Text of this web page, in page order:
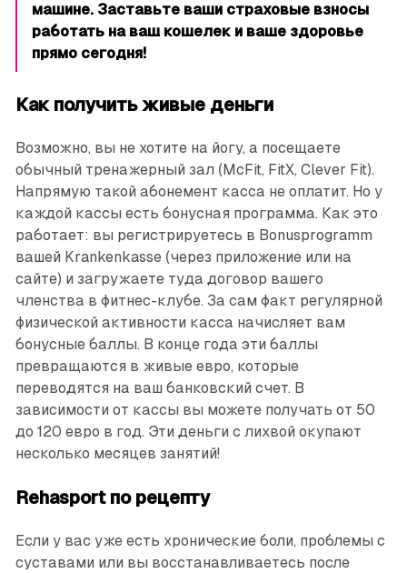
машине. Заставьте ваши страховые взносы
работать на ваш кошелек и ваше здоровье
прямо сегодня!
Как получить живые деньги
Возможно, вы не хотите на йогу, а посещаете
обычный тренажерный зал (McFit, FitX, Clever Fit).
Напрямую такой абонемент касса не оплатит. Но у
каждой кассы есть бонусная программа. Как это
работает: вы регистрируетесь в Bonusprogramm
вашей Krankenkasse (через приложение или на
сайте) и загружаете туда договор вашего
членства в фитнес-клубе. За сам факт регулярной
физической активности касса начисляет вам
бонусные баллы. В конце года эти баллы
превращаются в живые евро, которые
переводятся на ваш банковский счет. В
зависимости от кассы вы можете получать от 50
до 120 евро в год. Эти деньги с лихвой окупают
несколько месяцев занятий!
Rehasport по рецепту
Если у вас уже есть хронические боли, проблемы с
суставами или вы восстанавливаетесь после